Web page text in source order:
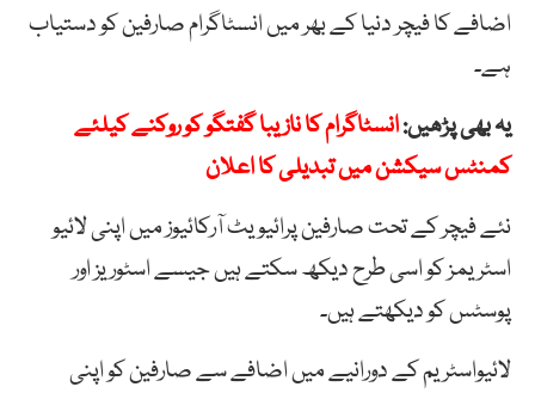
اضافے کا فیچر دنیا کے بھر میں انسٹاگرام صارفین کو دستیاب
ہے۔
یہ بھی پڑھیں:انسٹاگرام کا نازیبا گفتگو کو روکنے کیلئے
کمنٹس سیکشن میں تبدیلی کا اعلان
نئے فیچر کے تحت صارفین پرائیویٹ آرکائیوز میں اپنی لائیو
اسٹریمز کو اسی طرح دیکھ سکتے ہیں جیسے اسٹوریز اور
پوسٹس کو دیکھتے ہیں۔
لائیواسٹریم کے دورانیے میں اضافے سے صارفین کو اپنی